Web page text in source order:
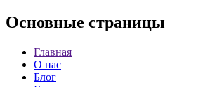
Основные страницы
Главная
О нас
Блог